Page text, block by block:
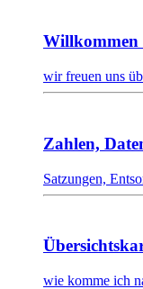
Willkommen
wir freuen uns
Zahlen,
Satzungen,
wie komme ich